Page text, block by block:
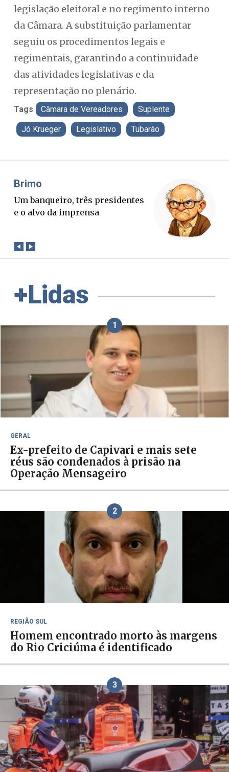
legislação eleitoral e no regimento interno
da Câmara. A substituição parlamentar
seguiu os procedimentos legais e
regimentais, garantindo a continuidade
das atividades legislativas e da
representação no plenário.
Tags Câmara de Vereadores Suplente
Jó Krueger Legislativo Tubarão
Brimo
Um banqueiro, três presidentes
e o alvo da imprensa
+Lidas
1
GERAL
Ex-prefeito de Capivari e mais sete
réus são condenados à prisão na
Operação Mensageiro
2
REGIÃO SUL
Homem encontrado morto às margens
do Rio Criciúma é identificado
3